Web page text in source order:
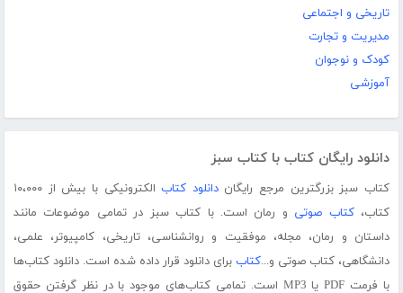
تاریخی و اجتماعی
مدیریت و تجارت
کودک و نوجوان
آموزشی
دانلود رایگان کتاب با کتاب سبز
کتاب سبز بزرگترین مرجع رایگاندانلود کتاب
الکترونیکی با بیش از ۱۰،۰۰۰
کتاب،کتاب صوتی و رمان است. با کتاب سبز در تمامی موضوعات مانند
داستان و رمان، مجله، موفقیت و روانشناسی، تاریخی، کامپیوتر، علمی،
دانشگاهی، کتاب صوتی و...کتاب برای دانلود قرار داده شده است. دانلود کتاب‌ها
با فرمت PDF یا MP3 است. تمامی کتاب‌های موجود با در نظر گرفتن حقوق